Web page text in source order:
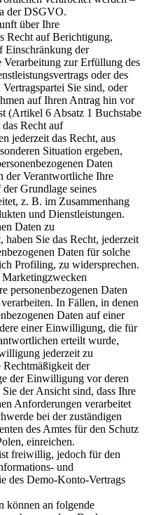
der DSGVO.
über Ihre
Recht auf Berichtigung,
Einschränkung der
zur Erfüllung des
oder des
Sie sind, oder
auf Ihren Antrag hin vor
(Artikel 6 Absatz 1 Buchstabe
Recht auf
jederzeit das Recht, aus
Situation ergeben,
Daten
der Verantwortliche Ihre
Grundlage seines
z. B. im Zusammenhang
und Dienstleistungen.
Daten zu
Sie das Recht, jederzeit
Daten für solche
Profiling, zu widersprechen.
personenbezogenen Daten
In Fällen, in denen
Daten auf einer
einer Einwilligung, die für
erteilt wurde,
jederzeit zu
Rechtmäßigkeit der
der Einwilligung vor deren
der Ansicht sind, dass Ihre
Anforderungen verarbeitet
bei der zuständigen
des Amtes für den Schutz
einreichen.
freiwillig, jedoch für den
und
des Demo-Konto-Vertrags
können an folgende